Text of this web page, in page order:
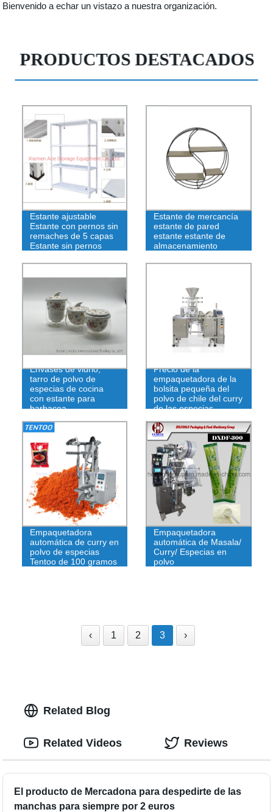
Bienvenido a echar un vistazo a nuestra organización.
PRODUCTOS DESTACADOS
Estante ajustable
Estante con pernos sin
remaches de 5 capas
Estante sin pernos
Estante de mercancía
estante de pared
estante estante de
almacenamiento
Envases de vidrio,
tarro de polvo de
especias de cocina
con estante para
barbacoa
Precio de la
empaquetadora de la
bolsita pequeña del
polvo de chile del curry
de las especias
Empaquetadora
automática de curry en
polvo de especias
Tentoo de 100 gramos
Empaquetadora
automática de Masala/
Curry/ Especias en
polvo
‹ 1 2 3 ›
Related Blog
El producto de Mercadona para despedirte de las
manchas para siempre por 2 euros
Related Videos Reviews